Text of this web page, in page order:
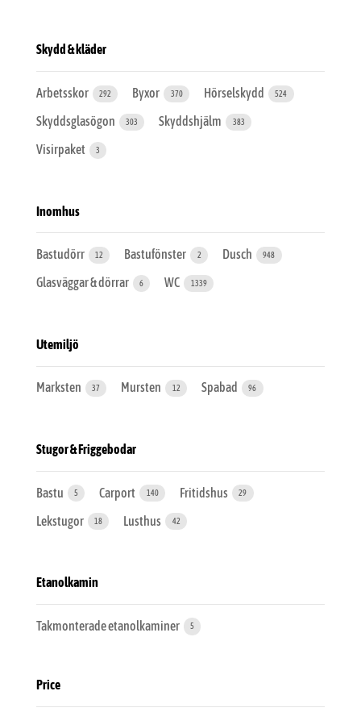
Skydd & kläder
Arbetsskor 292 Byxor 370 Hörselskydd 524
Skyddsglasögon 303 Skyddshjälm 383
Visirpaket 3
Inomhus
Bastudörr 12 Bastufönster 2 Dusch 948
Glasväggar & dörrar 6 WC 1339
Utemiljö
Marksten 37 Mursten 12 Spabad 96
Stugor & Friggebodar
Bastu 5 Carport 140 Fritidshus 29
Lekstugor 18 Lusthus 42
Etanolkamin
Takmonterade etanolkaminer 5
Price